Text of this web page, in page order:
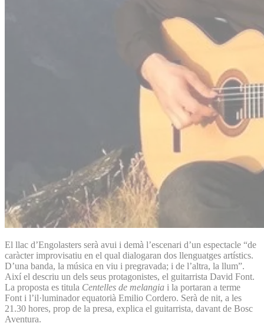
El llac d’Engolasters serà avui i demà l’escenari d’un espectacle “de
caràcter improvisatiu en el qual dialogaran dos llenguatges artístics.
D’una banda, la música en viu i pregravada; i de l’altra, la llum”.
Així el descriu un dels seus protagonistes, el guitarrista David Font.
La proposta es titula Centelles de melangia i la portaran a terme
Font i l’il·luminador equatorià Emilio Cordero. Serà de nit, a les
21.30 hores, prop de la presa, explica el guitarrista, davant de Bosc
Aventura.